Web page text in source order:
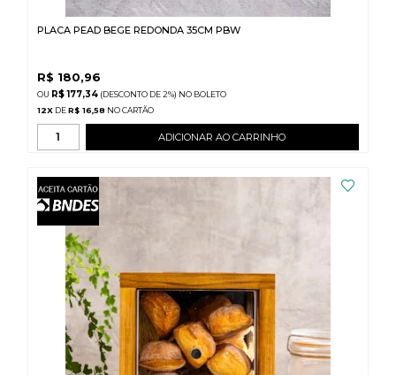
PLACA PEAD BEGE REDONDA 35CM PBW
R$ 180,96
R$ 177,34 (DESCONTO DE 2%) NO BOLETO
12X DE R$ 16,58
ADICIONAR AO CARRINHO